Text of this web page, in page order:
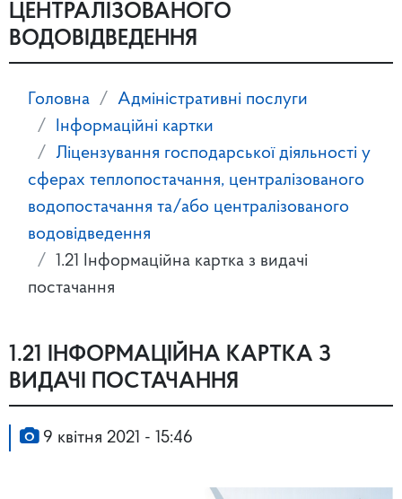
ЦЕНТРАЛІЗОВАНОГО
ВОДОВІДВЕДЕННЯ
Головна
Адміністративні послуги
Інформаційні картки
Ліцензування господарської діяльності у
сферах теплопостачання, централізованого
водопостачання та/або централізованого
водовідведення
1.21 Інформаційна картка з видачі
постачання
1.21 ІНФОРМАЦІЙНА КАРТКА З
ВИДАЧІ ПОСТАЧАННЯ
9 квітня 2021 - 15:46